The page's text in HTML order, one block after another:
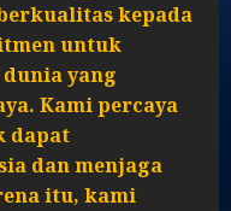
kepada
untuk
yang
Kami percaya
dapat
dan menjaga
itu, kami